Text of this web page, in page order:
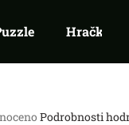
Hračky
Podrobnosti